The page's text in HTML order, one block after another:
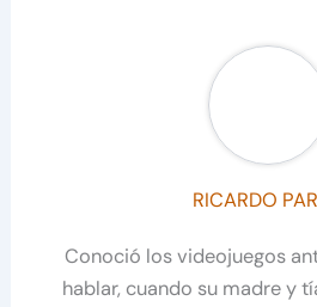
RICARDO
Conoció los videojuegos
hablar, cuando su madre y